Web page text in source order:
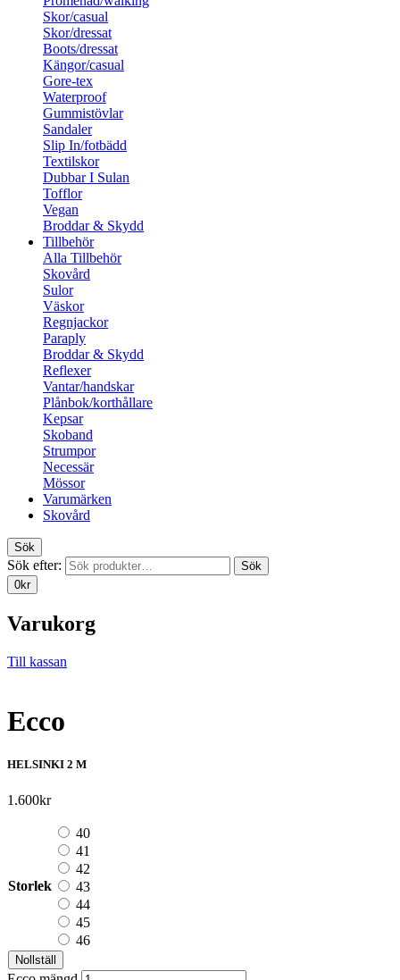
Skor/casual
Skor/dressat
Boots/dressat
Kängor/casual
Gore-tex
Waterproof
Gummistövlar
Sandaler
Slip In/fotbädd
Textilskor
Dubbar I Sulan
Tofflor
Vegan
Broddar & Skydd
Tillbehör
Alla Tillbehör
Skovård
Sulor
Väskor
Regnjackor
Paraply
Broddar & Skydd
Reflexer
Vantar/handskar
Plånbok/korthållare
Kepsar
Skoband
Strumpor
Necessär
Mössor
Varumärken
Skovård
Sök
Sök efter:
Sök
0kr
Varukorg
Till kassan
Ecco
HELSINKI 2 M
1.600kr
Storlek
40
41
42
43
44
45
46
Nollställ